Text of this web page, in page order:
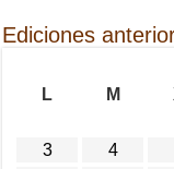
Ediciones
L
M
3
4